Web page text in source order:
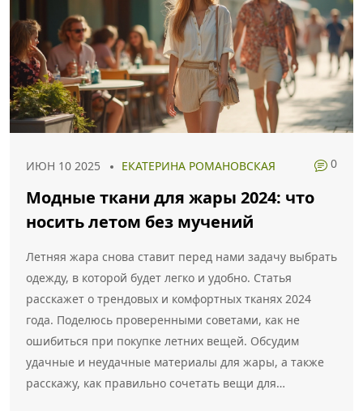
ИЮН 10 2025 ЕКАТЕРИНА РОМАНОВСКАЯ 0
Модные ткани для жары 2024: что
носить летом без мучений
Летняя жара снова ставит перед нами задачу выбрать
одежду, в которой будет легко и удобно. Статья
расскажет о трендовых и комфортных тканях 2024
года. Поделюсь проверенными советами, как не
ошибиться при покупке летних вещей. Обсудим
удачные и неудачные материалы для жары, а также
расскажу, как правильно сочетать вещи для